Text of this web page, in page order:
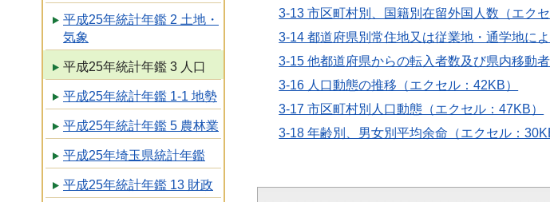
平成25年統計年鑑 2 土地・
気象
平成25年統計年鑑 3 人口
平成25年統計年鑑 1-1 地勢
平成25年統計年鑑 5 農林業
平成25年埼玉県統計年鑑
平成25年統計年鑑 13 財政
3-13 市区町村別、国籍別在留外国人数（エクセ
3-14 都道府県別常住地又は従業地・通学地に
3-15 他都道府県からの転入者数及び県内移動
3-16 人口動態の推移（エクセル：42KB）
3-17 市区町村別人口動態（エクセル：47KB）
3-18 年齢別、男女別平均余命（エクセル：